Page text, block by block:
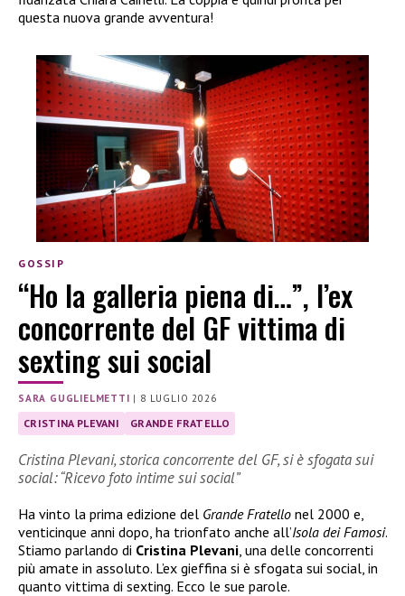
questa nuova grande avventura!
GOSSIP
“Ho la galleria piena di…”, l’ex
concorrente del GF vittima di
sexting sui social
SARA GUGLIELMETTI | 8 LUGLIO 2026
CRISTINA PLEVANI GRANDE FRATELLO
Cristina Plevani, storica concorrente del GF, si è sfogata sui
social: “Ricevo foto intime sui social”
Ha vinto la prima edizione del Grande Fratello nel 2000 e,
venticinque anni dopo, ha trionfato anche all’Isola dei Famosi.
Stiamo parlando di Cristina Plevani , una delle concorrenti
più amate in assoluto. L’ex gieffina si è sfogata sui social, in
quanto vittima di sexting. Ecco le sue parole.